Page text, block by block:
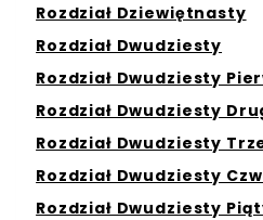
Rozdział Dziewiętnasty
Rozdział Dwudziesty
Rozdział Dwudziesty
Rozdział Dwudziesty
Rozdział Dwudziesty
Rozdział Dwudziesty
Rozdział Dwudziesty